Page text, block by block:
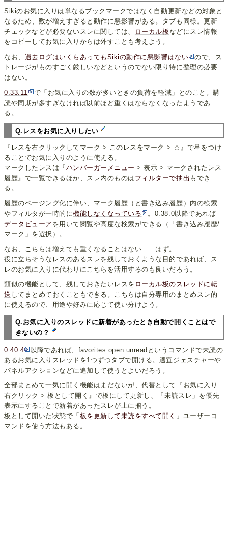
Sikiのお気に入りは単なるブックマークではなく自動更新などの対象と
なるため、数が増えすぎると動作に悪影響がある。タブも同様。更新
チェックなどが必要ないスレに関しては、
ローカル板 などにスレ情報
をコピーしてお気に入りからは外すことも考えよう。
なお、 過去ログはいくらあってもSikiの動作に悪影響はない
ので、ス
トレージがものすごく厳しいなどというのでない限り特に整理の必要
はない。
0.33.11
で「お気に入りの数が多いときの負荷を軽減」とのこと。購
読や同期が多すぎなければ以前ほど重くはならなくなったようであ
る。
Q.レスをお気に入りしたい
『レスを右クリックしてマーク > このレスをマーク > ☆』で星をつけ
ることでお気に入りのように使える。
マークしたレスは『ハンバーガーメニュー > 表示 > マークされたレス
履歴』で一覧できるほか、スレ内のものは フィルターで抽出 もでき
る。
履歴のページング化に伴い、マーク履歴（と書き込み履歴）内の検索
やフィルタが一時的に機能しなくなっている
。0.38.0以降であれば
データビューア を用いて閲覧や高度な検索ができる（「書き込み履歴/
マーク」を選択）。
なお、こちらは増えても重くなることはない……はず。
役に立ちそうなレスのあるスレを残しておくような目的であれば、ス
レのお気に入りに代わりにこちらを活用するのも良いだろう。
類似の機能として、残しておきたいレスを ローカル板のスレッドに転
送 してまとめておくこともできる。こちらは自分専用のまとめスレ的
に使えるので、用途や好みに応じて使い分けよう。
Q.お気に入りのスレッドに新着があったとき自動で開くことはで
きないの？
0.40.4
以降であれば、favorites:open.unreadというコマンドで未読の
あるお気に入りスレッドを1つずつタブで開ける。適宜ジェスチャーや
パネルアクションなどに追加して使うとよいだろう。
全部まとめて一気に開く機能はまだないが、代替として『お気に入り
右クリック > 板として開く』で板にして更新し、「未読スレ」を優先
表示にすることで新着があったスレが上に揃う。
板として開いた状態で「 板を更新して未読をすべて開く 」ユーザーコ
マンドを使う方法もある。